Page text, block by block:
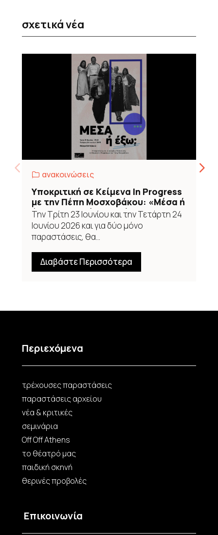
σχετικά νέα
, ανακοινώσεις
Υποκριτική σε Κείμενα In Progress
με την Πέπη Μοσχοβάκου: «Μέσα ή
έξω;» στο Επί Κολωνώ
Την Τρίτη 23 Ιουνίου και την Τετάρτη 24
Ιουνίου 2026 και για δύο μόνο
παραστάσεις, θα...
Διαβάστε Περισσότερα
Περιεχόμενα
τρέχουσες παραστάσεις
παραστάσεις αρχείου
νέα & κριτικές
σεμινάρια
Off Off Athens
το θέατρό μας
παιδική σκηνή
θερινές προβολές
Επικοινωνία